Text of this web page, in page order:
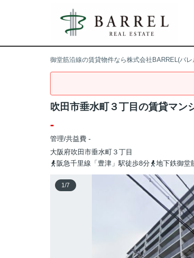
御堂筋沿線の賃貸物件なら株式会社BARREL(バレ
吹田市垂水町３丁目の賃貸マン
-
管理/共益費 -
大阪府吹田市垂水町３丁目
阪急千里線「豊津」駅徒歩8分
地下鉄御堂
1/7